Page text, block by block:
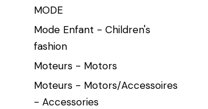
MODE
Mode Enfant - Children's
fashion
Moteurs - Motors
Moteurs - Motors/Accessoires
- Accessories